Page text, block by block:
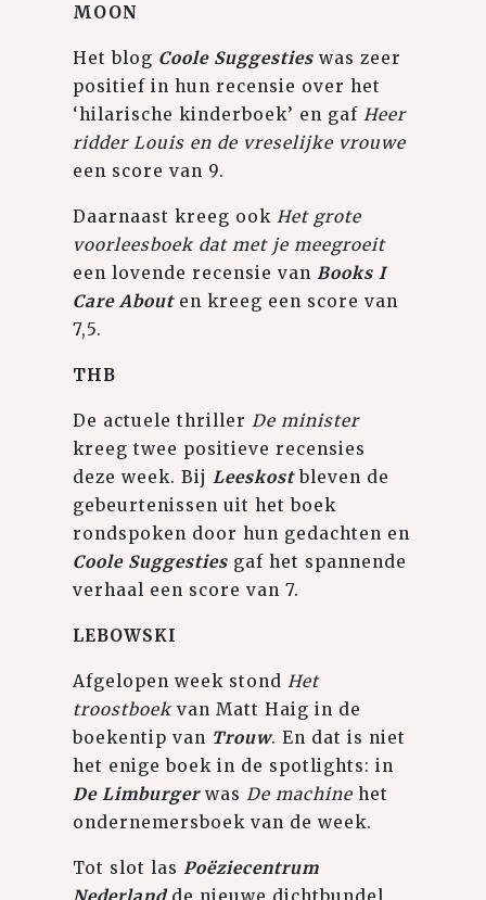
MOON
Het blog Coole Suggesties was zeer
positief in hun recensie over het
‘hilarische kinderboek’ en gaf Heer
ridder Louis en de vreselijke vrouwe
een score van 9.
Daarnaast kreeg ook Het grote
voorleesboek dat met je meegroeit
een lovende recensie van Books I
Care Abouten kreeg een score van
7,5.
THB
De actuele thriller De minister
kreeg twee positieve recensies
deze week. Bij Leeskostbleven de
gebeurtenissen uit het boek
rondspoken door hun gedachten en
Coole Suggesties gaf het spannende
verhaal een score van 7.
LEBOWSKI
Afgelopen week stond Het
troostboekvan Matt Haig in de
boekentip van Trouw. En dat is niet
het enige boek in de spotlights: in
De Limburgerwas De machine het
ondernemersboek van de week.
Tot slot las Poëziecentrum